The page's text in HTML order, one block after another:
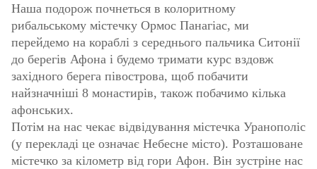
Наша подорож почнеться в колоритному
рибальському містечку Ормос Панагіас, ми
перейдемо на кораблі з середнього пальчика Ситонії
до берегів Афона і будемо тримати курс вздовж
західного берега півострова, щоб побачити
найзначніші 8 монастирів, також побачимо кілька
афонських.
Потім на нас чекає відвідування містечка Уранополіс
(у перекладі це означає Небесне місто). Розташоване
містечко за кілометр від гори Афон. Він зустріне нас